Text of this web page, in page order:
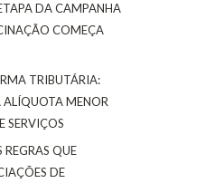
DA CAMPANHA
COMEÇA
TRIBUTÁRIA:
MENOR
SERVIÇOS
QUE
DE